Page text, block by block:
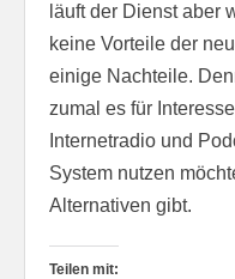
läuft der Dienst aber
keine Vorteile der
einige Nachteile.
zumal es für
Internetradio und
System nutzen
Alternativen gibt.
Teilen mit: